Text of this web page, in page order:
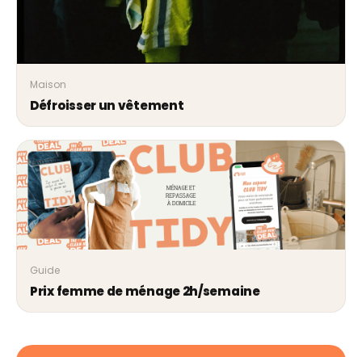
Maison
Défroisser un vêtement
Guide
Prix femme de ménage 2h/semaine